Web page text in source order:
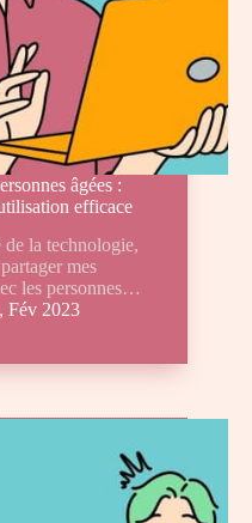
âgées :
efficace
de la technologie,
mes
les personnes…
Fév 2023